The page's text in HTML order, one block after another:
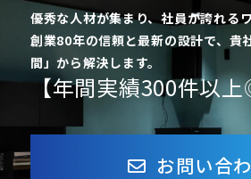
会社概要
ブログ
優秀な人材が集まり、社員が誇れる
創業80年の信頼と最新の設計で、貴
間」から解決します。
【年間実績300件以
お問い合